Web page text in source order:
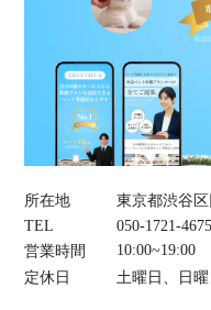
所在地
東京都渋谷
TEL
050-1721-4675
営業時間
10:00~19:00
定休日
土曜日、日曜